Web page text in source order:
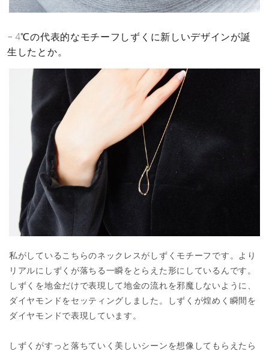
4℃の代表的なモチーフしずくに新しいデザインが誕
生したとか。
私がしているこちらのネックレスがしずくモチーフです。より
リアルにしずくが落ちる一瞬をとらえた形にしているんです。
しずくを地金だけで表現して地金の流れを邪魔しないように、
ダイヤモンドをセッティングしました。しずくが煌めく瞬間を
ダイヤモンドで表現しています。
しずくがすっと落ちていく美しいシーンを想像してもらえたら